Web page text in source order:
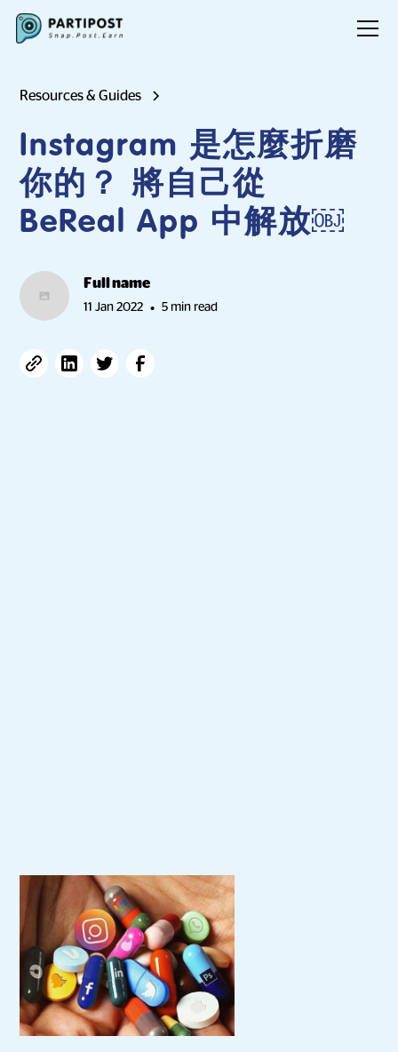
Resources & Guides
Instagram 是怎麼折磨
你的？ 將自己從
BeReal App 中解放￼
Full name
11 Jan 2022 • 5 min read